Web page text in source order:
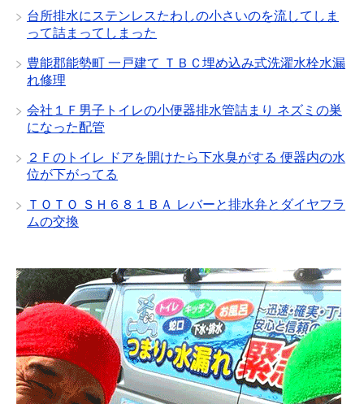
台所排水にステンレスたわしの小さいのを流してしま
って詰まってしまった
豊能郡能勢町 一戸建て ＴＢＣ埋め込み式洗濯水栓水漏
れ修理
会社１Ｆ男子トイレの小便器排水管詰まり ネズミの巣
になった配管
２Ｆのトイレ ドアを開けたら下水臭がする 便器内の水
位が下がってる
ＴＯＴＯ ＳＨ６８１ＢＡ レバーと排水弁とダイヤフラ
ムの交換